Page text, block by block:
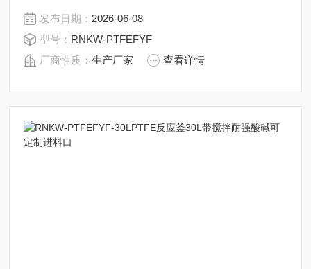
釜，根据需求增加接头，下口阀等配件，耐受一定压力。
发布日期： 2026-06-08
型号： RNKW-PTFEFYF
厂商性质：生产厂家 查看详情